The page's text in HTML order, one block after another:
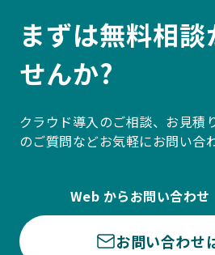
まずは無料相
せんか?
クラウド導入のご相談、お見積
のご質問などお気軽にお問い合
Web からお問い合わ
お問い合わせ